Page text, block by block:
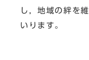
し，地域の絆を
いります。